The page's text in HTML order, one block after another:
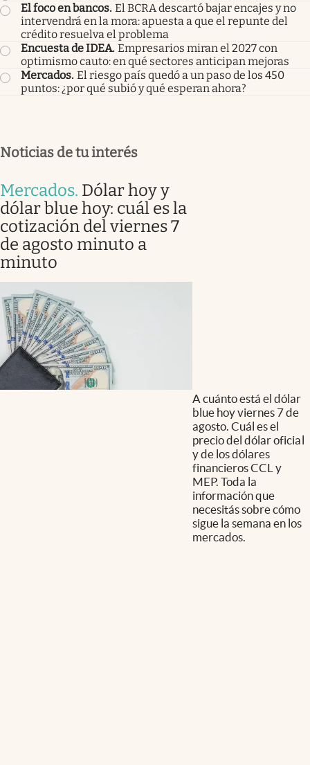
El foco en bancos. El BCRA descartó bajar encajes y no
intervendrá en la mora: apuesta a que el repunte del
crédito resuelva el problema
Encuesta de IDEA. Empresarios miran el 2027 con
optimismo cauto: en qué sectores anticipan mejoras
Mercados. El riesgo país quedó a un paso de los 450
puntos: ¿por qué subió y qué esperan ahora?
Noticias de tu interés
Mercados. Dólar hoy y
dólar blue hoy: cuál es la
cotización del viernes 7
de agosto minuto a
minuto
A cuánto está el dólar
blue hoy viernes 7 de
agosto. Cuál es el
precio del dólar oficial
y de los dólares
financieros CCL y
MEP. Toda la
información que
necesitás sobre cómo
sigue la semana en los
mercados.